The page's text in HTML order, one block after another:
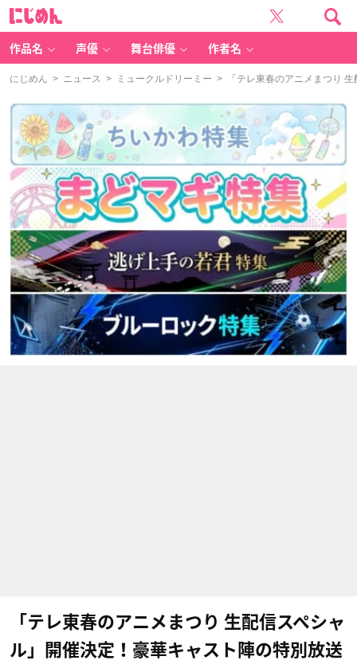
作品名 声優 舞台俳優 作者名
にじめん > ニュース > ミュークルドリーミー > 「テレ東春のアニメまつり
「テレ東春のアニメまつり 生配信スペシャ
ル」開催決定！豪華キャスト陣の特別放送